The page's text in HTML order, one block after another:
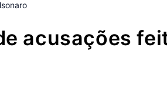
acusações